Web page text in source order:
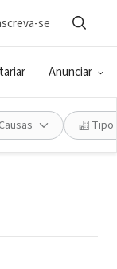
Anunciar
se
Tipo